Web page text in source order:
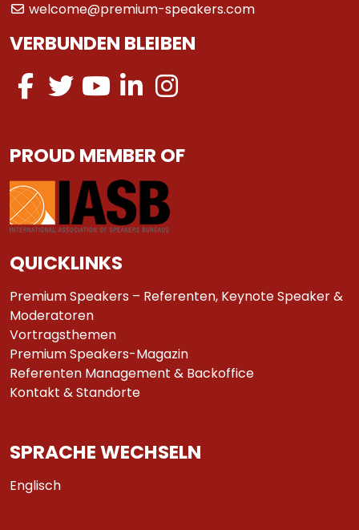
welcome@premium-speakers.com
VERBUNDEN BLEIBEN
PROUD MEMBER OF
QUICKLINKS
Premium Speakers – Referenten, Keynote Speaker &
Moderatoren
Vortragsthemen
Premium Speakers-Magazin
Referenten Management & Backoffice
Kontakt & Standorte
SPRACHE WECHSELN
Englisch